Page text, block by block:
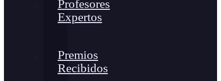
Profesores
Expertos
Premios
Recibidos